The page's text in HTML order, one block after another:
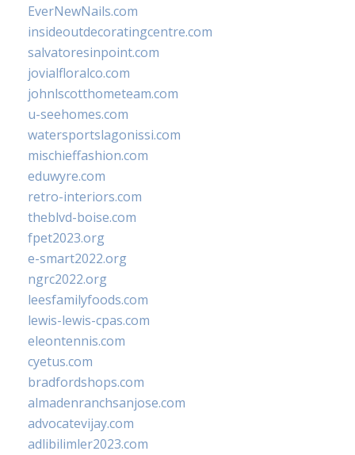
EverNewNails.com
insideoutdecoratingcentre.com
salvatoresinpoint.com
jovialfloralco.com
johnlscotthometeam.com
u-seehomes.com
watersportslagonissi.com
mischieffashion.com
eduwyre.com
retro-interiors.com
theblvd-boise.com
fpet2023.org
e-smart2022.org
ngrc2022.org
leesfamilyfoods.com
lewis-lewis-cpas.com
eleontennis.com
cyetus.com
bradfordshops.com
almadenranchsanjose.com
advocatevijay.com
adlibilimler2023.com